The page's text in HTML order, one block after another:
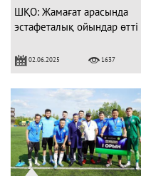
ШҚО: Жамағат арасында
эстафеталық ойындар өтті
02.06.2025 1637